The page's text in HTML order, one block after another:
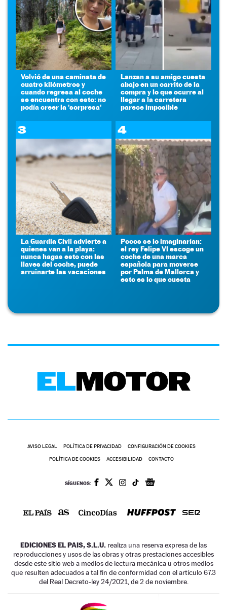
Volvió de una caminata de
cuatro kilómetros y
cuando regresa al coche
se encuentra con esto: no
podía creer la 'sorpresa'
Lanzan a su amigo cuesta
abajo en un carrito de la
compra y lo que ocurre al
llegar a la carretera
parece imposible
3
La Guardia Civil advierte a
quienes van a la playa:
nunca hagas esto con las
llaves del coche, puede
arruinarte las vacaciones
4
Pocos se lo imaginarían:
el rey Felipe VI escoge un
coche de una marca
española para moverse
por Palma de Mallorca y
esto es lo que cuesta
AVISO LEGAL POLÍTICA DE PRIVACIDAD CONFIGURACIÓN DE COOKIES
POLÍTICA DE COOKIES ACCESIBILIDAD CONTACTO
SÍGUENOS:
EDICIONES EL PAIS, S.L.U. realiza una reserva expresa de las
reproducciones y usos de las obras y otras prestaciones accesibles
desde este sitio web a medios de lectura mecánica u otros medios
que resulten adecuados a tal fin de conformidad con el artículo 67.3
del Real Decreto-ley 24/2021, de 2 de noviembre.